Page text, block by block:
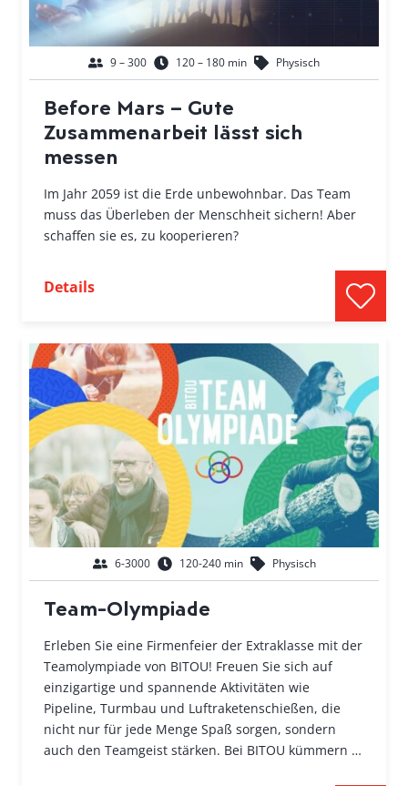
9 – 300 120 – 180 min Physisch
Before Mars – Gute
Zusammenarbeit lässt sich
messen
Im Jahr 2059 ist die Erde unbewohnbar. Das Team
muss das Überleben der Menschheit sichern! Aber
schaffen sie es, zu kooperieren?
Details
6-3000 120-240 min Physisch
Team-Olympiade
Erleben Sie eine Firmenfeier der Extraklasse mit der
Teamolympiade von BITOU! Freuen Sie sich auf
einzigartige und spannende Aktivitäten wie
Pipeline, Turmbau und Luftraketenschießen, die
nicht nur für jede Menge Spaß sorgen, sondern
auch den Teamgeist stärken. Bei BITOU kümmern …